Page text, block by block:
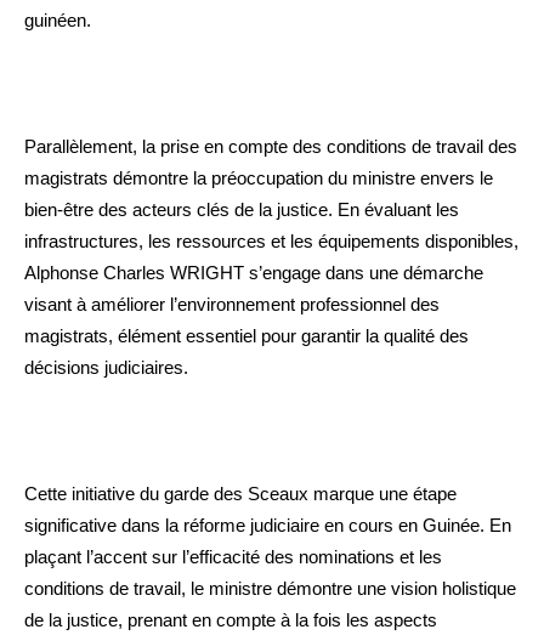
guinéen.
Parallèlement, la prise en compte des conditions de travail des
magistrats démontre la préoccupation du ministre envers le
bien-être des acteurs clés de la justice. En évaluant les
infrastructures, les ressources et les équipements disponibles,
Alphonse Charles WRIGHT s’engage dans une démarche
visant à améliorer l’environnement professionnel des
magistrats, élément essentiel pour garantir la qualité des
décisions judiciaires.
Cette initiative du garde des Sceaux marque une étape
significative dans la réforme judiciaire en cours en Guinée. En
plaçant l’accent sur l’efficacité des nominations et les
conditions de travail, le ministre démontre une vision holistique
de la justice, prenant en compte à la fois les aspects